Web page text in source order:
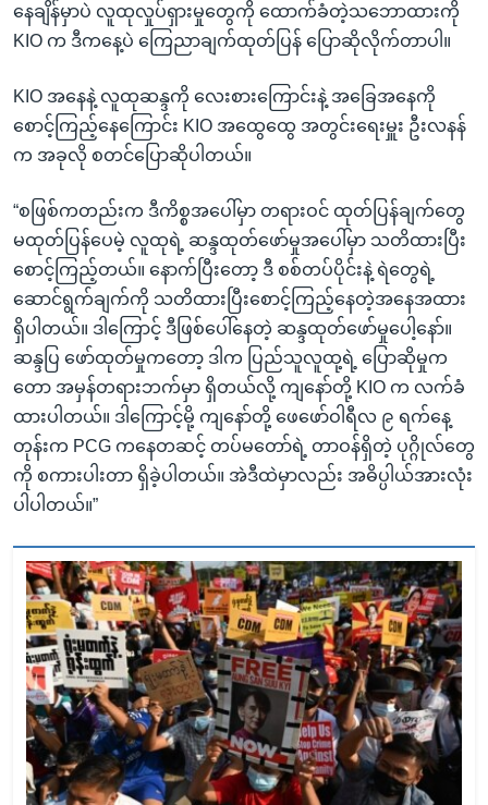
နေချိန်မှာပဲ လူထုလှုပ်ရှားမှုတွေကို ထောက်ခံတဲ့သဘောထားကို
KIO က ဒီကနေ့ပဲ ကြေညာချက်ထုတ်ပြန် ပြောဆိုလိုက်တာပါ။
KIO အနေနဲ့ လူထုဆန္ဒကို လေးစားကြောင်းနဲ့ အခြေအနေကို
စောင့်ကြည့်နေကြောင်း KIO အထွေထွေ အတွင်းရေးမှူး ဦးလနန်
က အခုလို စတင်ပြောဆိုပါတယ်။
“စဖြစ်ကတည်းက ဒီကိစ္စအပေါ်မှာ တရားဝင် ထုတ်ပြန်ချက်တွေ
မထုတ်ပြန်ပေမဲ့ လူထုရဲ့ ဆန္ဒထုတ်ဖော်မှုအပေါ်မှာ သတိထားပြီး
စောင့်ကြည့်တယ်။ နောက်ပြီးတော့ ဒီ စစ်တပ်ပိုင်းနဲ့ ရဲတွေရဲ့
ဆောင်ရွက်ချက်ကို သတိထားပြီးစောင့်ကြည့်နေတဲ့အနေအထား
ရှိပါတယ်။ ဒါကြောင့် ဒီဖြစ်ပေါ်နေတဲ့ ဆန္ဒထုတ်ဖော်မှုပေါ့နော်။
ဆန္ဒပြ ဖော်ထုတ်မှုကတော့ ဒါက ပြည်သူလူထု့ရဲ့ ပြောဆိုမှုက
တော အမှန်တရားဘက်မှာ ရှိတယ်လို့ ကျနော်တို့ KIO က လက်ခံ
ထားပါတယ်။ ဒါကြောင့်မို့ ကျနော်တို့ ဖေဖော်ဝါရီလ ၉ ရက်နေ့
တုန်းက PCG ကနေတဆင့် တပ်မတော်ရဲ့ တာဝန်ရှိတဲ့ ပုဂ္ဂိုလ်တွေ
ကို စကားပါးတာ ရှိခဲ့ပါတယ်။ အဲဒီထဲမှာလည်း အဓိပ္ပါယ်အားလုံး
ပါပါတယ်။”